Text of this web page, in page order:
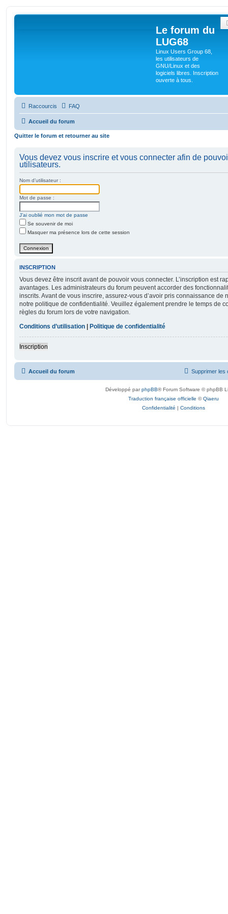
Le forum du
LUG68
Linux Users Group 68,
les utilisateurs de
GNU/Linux et des
logiciels libres. Inscription
ouverte à tous.
Raccourcis FAQ
Accueil du forum
Quitter le forum et retourner au site
Vous devez vous inscrire et vous connecter afin de
utilisateurs.
Nom d’utilisateur :
Mot de passe :
J’ai oublié mon mot de passe
Se souvenir de moi
Masquer ma présence lors de cette session
INSCRIPTION
Vous devez être inscrit avant de pouvoir vous connecter. L’inscription est
avantages. Les administrateurs du forum peuvent accorder des
inscrits. Avant de vous inscrire, assurez-vous d’avoir pris connaissance de
notre politique de confidentialité. Veuillez également prendre le temps de
règles du forum lors de votre navigation.
Conditions d’utilisation | Politique de confidentialité
Inscription
Accueil du forum Supprimer les
Développé parphpBB® Forum Software © phpBB
Traduction française officielle ©Qiaeru
Confidentialité | Conditions